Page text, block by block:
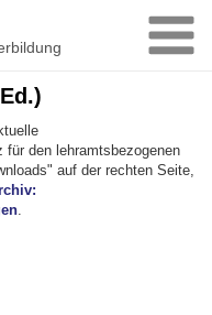
für den lehramtsbezogenen
auf der rechten Seite,